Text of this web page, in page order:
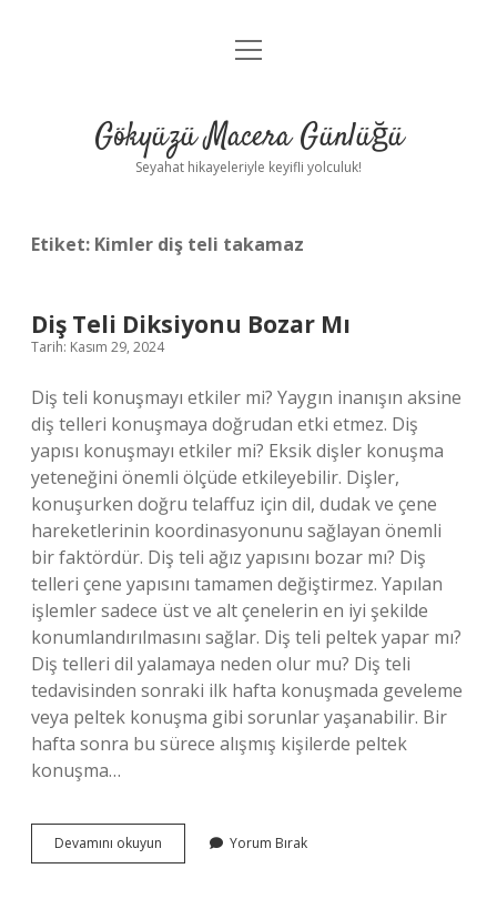
Anasayfa
Yasal Uyarı
menüyü
Gökyüzü Macera Günlüğü
Seyahat hikayeleriyle keyifli yolculuk!
Etiket: Kimler diş teli takamaz
Diş Teli Diksiyonu Bozar Mı
Tarih: Kasım 29, 2024
Diş teli konuşmayı etkiler mi? Yaygın inanışın aksine
diş telleri konuşmaya doğrudan etki etmez. Diş
yapısı konuşmayı etkiler mi? Eksik dişler konuşma
yeteneğini önemli ölçüde etkileyebilir. Dişler,
konuşurken doğru telaffuz için dil, dudak ve çene
hareketlerinin koordinasyonunu sağlayan önemli
bir faktördür. Diş teli ağız yapısını bozar mı? Diş
telleri çene yapısını tamamen değiştirmez. Yapılan
işlemler sadece üst ve alt çenelerin en iyi şekilde
konumlandırılmasını sağlar. Diş teli peltek yapar mı?
Diş telleri dil yalamaya neden olur mu? Diş teli
tedavisinden sonraki ilk hafta konuşmada geveleme
veya peltek konuşma gibi sorunlar yaşanabilir. Bir
hafta sonra bu sürece alışmış kişilerde peltek
konuşma…
Devamını okuyun
Teli
Yorum Bırak